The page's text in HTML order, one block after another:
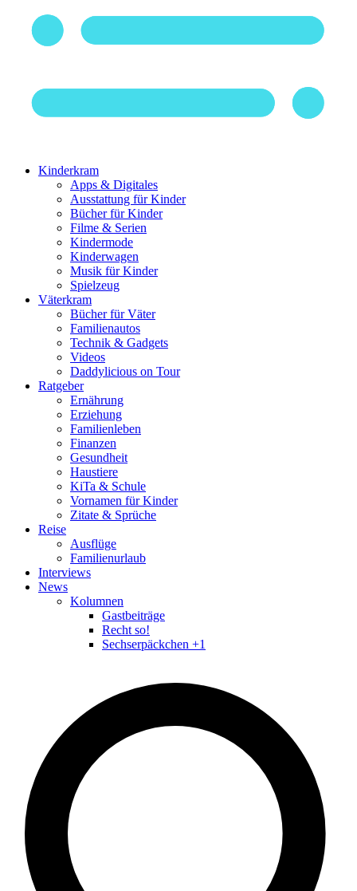
Kinderkram
Apps & Digitales
Ausstattung für Kinder
Bücher für Kinder
Filme & Serien
Kindermode
Kinderwagen
Musik für Kinder
Spielzeug
Väterkram
Bücher für Väter
Familienautos
Technik & Gadgets
Videos
Daddylicious on Tour
Ratgeber
Ernährung
Erziehung
Familienleben
Finanzen
Gesundheit
Haustiere
KiTa & Schule
Vornamen für Kinder
Zitate & Sprüche
Reise
Ausflüge
Familienurlaub
Interviews
News
Kolumnen
Gastbeiträge
Recht so!
Sechserpäckchen +1